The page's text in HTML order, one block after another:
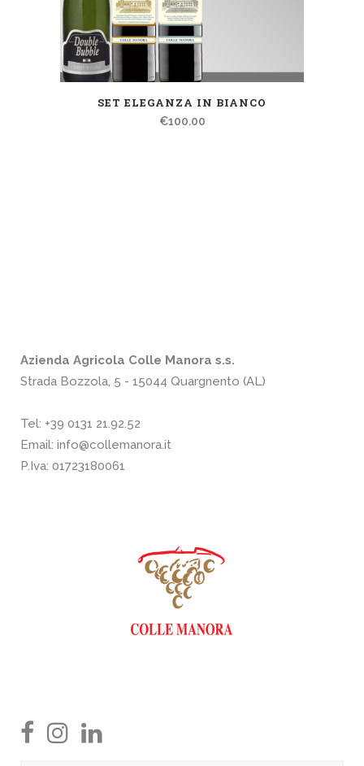
SET ELEGANZA IN BIANCO
€100.00
Azienda Agricola Colle Manora s.s.
Strada Bozzola, 5 - 15044 Quargnento (AL)
Tel: +39 0131 21.92.52
Email: info@collemanora.it
P.Iva: 01723180061